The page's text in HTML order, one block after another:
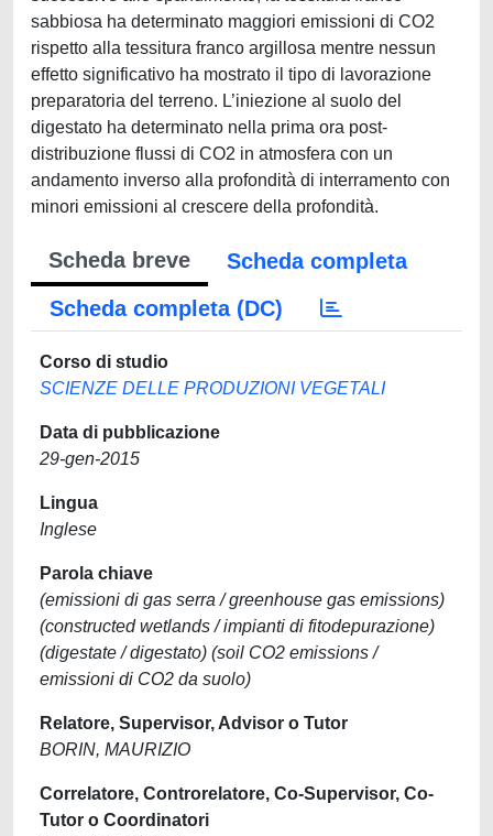
sabbiosa ha determinato maggiori emissioni di CO2
rispetto alla tessitura franco argillosa mentre nessun
effetto significativo ha mostrato il tipo di lavorazione
preparatoria del terreno. L’iniezione al suolo del
digestato ha determinato nella prima ora post-
distribuzione flussi di CO2 in atmosfera con un
andamento inverso alla profondità di interramento con
minori emissioni al crescere della profondità.
Scheda breve
Scheda completa
Scheda completa (DC)
Corso di studio
SCIENZE DELLE PRODUZIONI VEGETALI
Data di pubblicazione
29-gen-2015
Lingua
Inglese
Parola chiave
(emissioni di gas serra / greenhouse gas emissions)
(constructed wetlands / impianti di fitodepurazione)
(digestate / digestato) (soil CO2 emissions /
emissioni di CO2 da suolo)
Relatore, Supervisor, Advisor o Tutor
BORIN, MAURIZIO
Correlatore, Controrelatore, Co-Supervisor, Co-
Tutor o Coordinatori